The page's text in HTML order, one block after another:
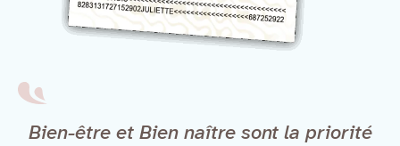
Bien-être et Bien naître sont la priorité